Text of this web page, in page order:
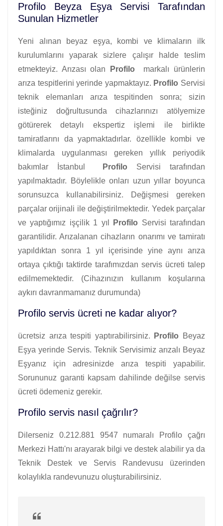
Profilo Beyza Eşya Servisi Tarafından
Sunulan Hizmetler
Yeni alınan beyaz eşya, kombi ve klimaların ilk
kurulumlarını yaparak sizlere çalışır halde teslim
etmekteyiz. Arızası olan
Profilo markalı ürünlerin
arıza tespitlerini yerinde yapmaktayız. Profilo Servisi
teknik elemanları arıza tespitinden sonra; sizin
isteğiniz doğrultusunda cihazlarınızı atölyemize
götürerek detaylı ekspertiz işlemi ile birlikte
tamiratlarını da yapmaktadırlar. özellikle kombi ve
klimalarda uygulanması gereken yıllık periyodik
bakımlar İstanbul
Profilo Servisi tarafından
yapılmaktadır. Böylelikle onları uzun yıllar boyunca
sorunsuzca kullanabilirsiniz. Değişmesi gereken
parçalar orijinali ile değiştirilmektedir. Yedek parçalar
ve yaptığımız işçilik 1 yıl
Profilo Servisi tarafından
garantilidir. Arızalanan cihazların onarımı ve tamiratı
yapıldıktan sonra 1 yıl içerisinde yine aynı arıza
ortaya çıktığı taktirde tarafımızdan servis ücreti talep
edilmemektedir. (Cihazınızın kullanım koşularına
aykırı davranmamanız durumunda)
Profilo servis ücreti ne kadar alıyor?
ücretsiz arıza tespiti yaptırabilirsiniz. Profilo Beyaz
Eşya yerinde Servis. Teknik Servisimiz arızalı Beyaz
Eşyanız için adresinizde arıza tespiti yapabilir.
Sorununuz garanti kapsam dahilinde değilse servis
ücreti ödemeniz gerekir.
Profilo servis nasıl çağrılır?
Dilerseniz 0.212.881 9547 numaralı Profilo çağrı
Merkezi Hattı'nı arayarak bilgi ve destek alabilir ya da
Teknik Destek ve Servis Randevusu üzerinden
kolaylıkla randevunuzu oluşturabilirsiniz.